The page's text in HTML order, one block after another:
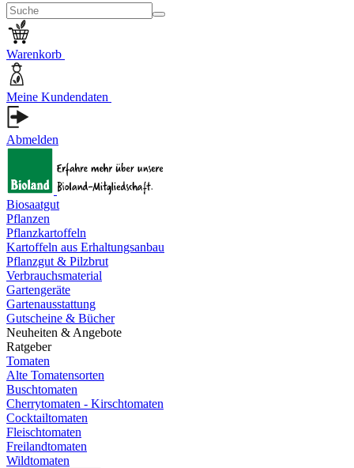
Warenkorb
Meine Kundendaten
Abmelden
Biosaatgut
Pflanzen
Pflanzkartoffeln
Kartoffeln aus Erhaltungsanbau
Pflanzgut & Pilzbrut
Verbrauchsmaterial
Gartengeräte
Gartenausstattung
Gutscheine & Bücher
Neuheiten & Angebote
Ratgeber
Tomaten
Alte Tomatensorten
Buschtomaten
Cherrytomaten - Kirschtomaten
Cocktailtomaten
Fleischtomaten
Freilandtomaten
Wildtomaten